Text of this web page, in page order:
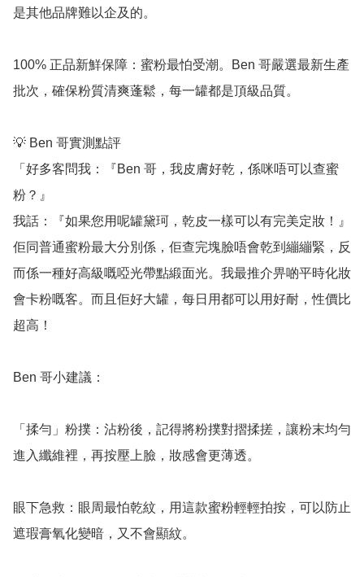
是其他品牌難以企及的。
100% 正品新鮮保障：蜜粉最怕受潮。Ben 哥嚴選最新生產
批次，確保粉質清爽蓬鬆，每一罐都是頂級品質。
💡 Ben 哥實測點評
「好多客問我：『Ben 哥，我皮膚好乾，係咪唔可以查蜜
粉？』
我話：『如果您用呢罐黛珂，乾皮一樣可以有完美定妝！』
佢同普通蜜粉最大分別係，佢查完塊臉唔會乾到繃繃緊，反
而係一種好高級嘅啞光帶點緞面光。我最推介畀啲平時化妝
會卡粉嘅客。而且佢好大罐，每日用都可以用好耐，性價比
超高！
Ben 哥小建議：
「揉勻」粉撲：沾粉後，記得將粉撲對摺揉搓，讓粉末均勻
進入纖維裡，再按壓上臉，妝感會更薄透。
眼下急救：眼周最怕乾紋，用這款蜜粉輕輕拍按，可以防止
遮瑕膏氧化變暗，又不會顯紋。